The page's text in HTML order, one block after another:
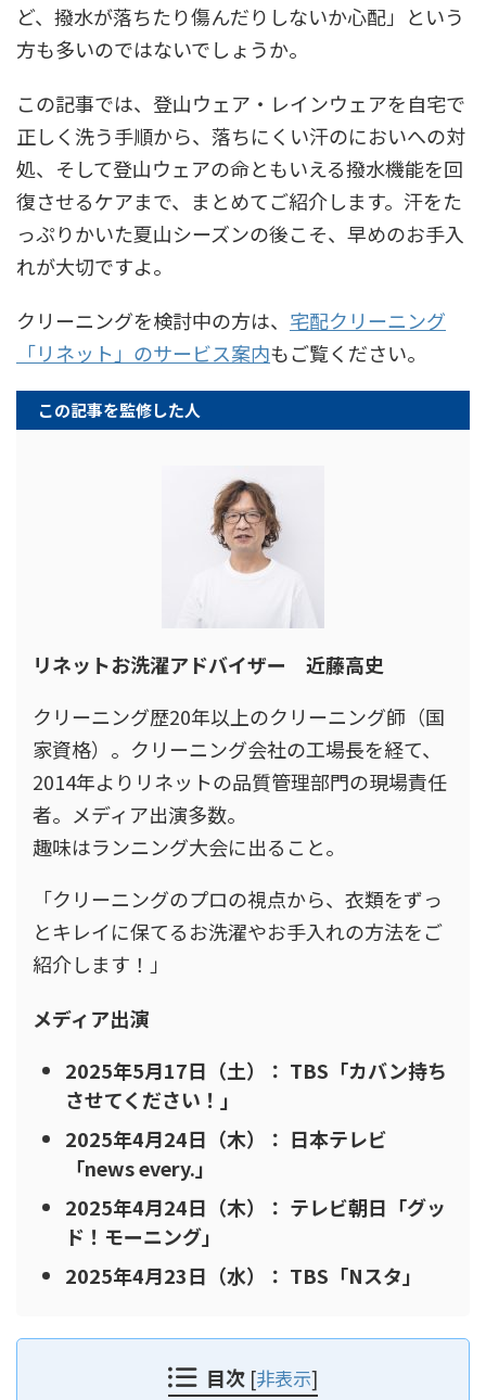
ど、撥水が落ちたり傷んだりしないか心配」という
方も多いのではないでしょうか。
この記事では、登山ウェア・レインウェアを自宅で
正しく洗う手順から、落ちにくい汗のにおいへの対
処、そして登山ウェアの命ともいえる撥水機能を回
復させるケアまで、まとめてご紹介します。汗をた
っぷりかいた夏山シーズンの後こそ、早めのお手入
れが大切ですよ。
クリーニングを検討中の方は、 宅配クリーニング
「リネット」のサービス案内もご覧ください。
この記事を監修した人
リネットお洗濯アドバイザー 近藤高史
クリーニング歴20年以上のクリーニング師（国
家資格）。クリーニング会社の工場長を経て、
2014年よりリネットの品質管理部門の現場責任
者。メディア出演多数。
趣味はランニング大会に出ること。
「クリーニングのプロの視点から、衣類をずっ
とキレイに保てるお洗濯やお手入れの方法をご
紹介します！」
メディア出演
2025年5月17日（土）： TBS「カバン持ち
させてください！」
2025年4月24日（木）： 日本テレビ
「news every.」
2025年4月24日（木）： テレビ朝日「グッ
ド！モーニング」
2025年4月23日（水）： TBS「Nスタ」
目次 [非表示]